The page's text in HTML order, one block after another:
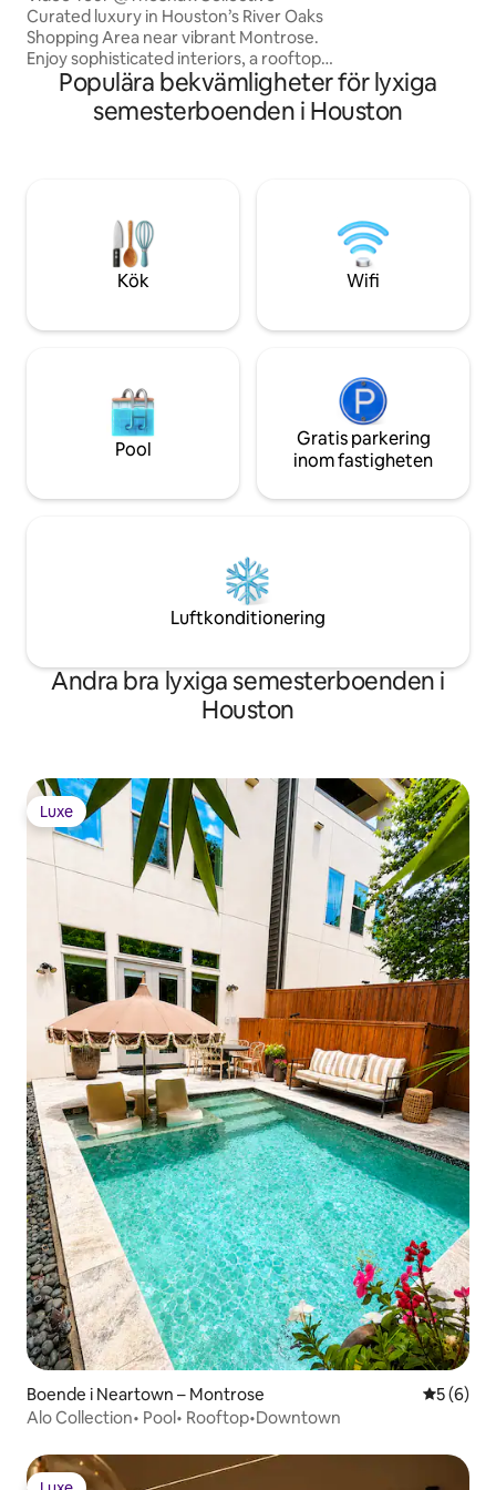
Curated luxury in Houston’s River Oaks
Shopping Area near vibrant Montrose.
Enjoy sophisticated interiors, a rooftop
terrace with downtown views, lounge
seating, and an 85” outdoor TV.
ELEVATOR ACCESS! 92 WALK SCORE! ⚽️
Texas Med Center 4.2mi ~12min 🏀
Toyota Center 3mi~10min ⛳️ Memorial
Park 2.7 mi ~ 8 mins
Populära bekvämligheter för lyxiga
semesterboenden i Houston
Kök Wifi
Pool
Gratis parkering
inom fastigheten
Luftkonditionering
Andra bra lyxiga semesterboenden i
Houston
Luxe
Luxe
Boende i Neartown – Montrose 5 av 5 i
5 (6)
Alo Collection• Pool• Rooftop•Downtown